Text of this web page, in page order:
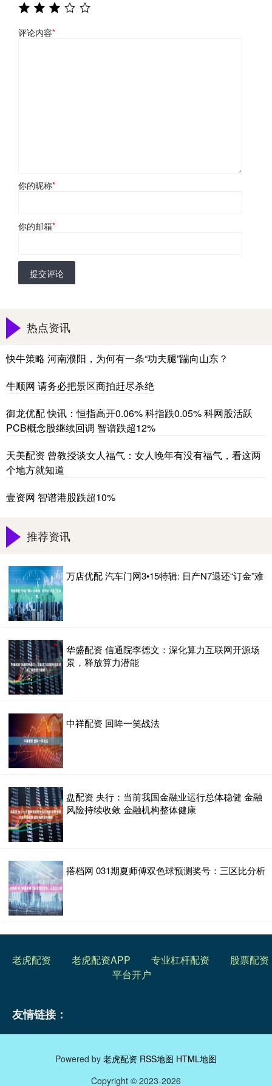
评论内容*
你的昵称*
你的邮箱*
提交评论
热点资讯
快牛策略 河南濮阳，为何有一条“功夫腿”踹向山东？
牛顺网 请务必把景区商拍赶尽杀绝
御龙优配 快讯：恒指高开0.06% 科指跌0.05% 科网股活跃
PCB概念股继续回调 智谱跌超12%
天美配资 曾教授谈女人福气：女人晚年有没有福气，看这两
个地方就知道
壹资网 智谱港股跌超10%
推荐资讯
万店优配 汽车门网3•15特辑: 日产N7退还“订金”难
华盛配资 信通院李德文：深化算力互联网开源场
景，释放算力潜能
中祥配资 回眸一笑战法
盘配资 央行：当前我国金融业运行总体稳健 金融
风险持续收敛 金融机构整体健康
搭档网 031期夏师傅双色球预测奖号：三区比分析
老虎配资 老虎配资APP 专业杠杆配资
股票配资
平台开户
友情链接：
Powered by 老虎配资 RSS地图 HTML地图
Copyright © 2023-2026